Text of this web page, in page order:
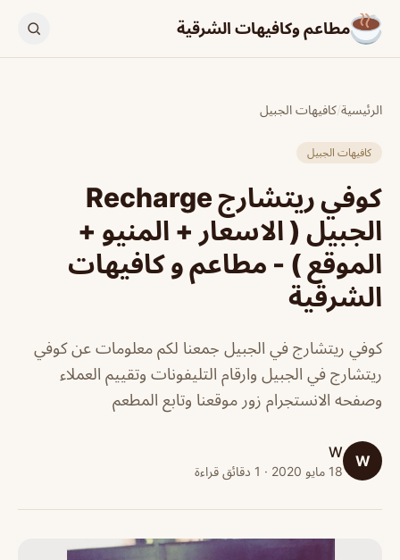
مطاعم وكافيهات الشرقية
الرئيسية/كافيهات الجبيل
كافيهات الجبيل
كوفي ريتشارج Recharge
الجبيل ( الاسعار + المنيو +
الموقع ) - مطاعم و كافيهات
الشرقية
كوفي ريتشارج في الجبيل جمعنا لكم معلومات عن كوفي
ريتشارج في الجبيل وارقام التليفونات وتقييم العملاء
وصفحه الانستجرام زور موقعنا وتابع المطعم
W
W
18 مايو 2020 · 1 دقائق قراءة